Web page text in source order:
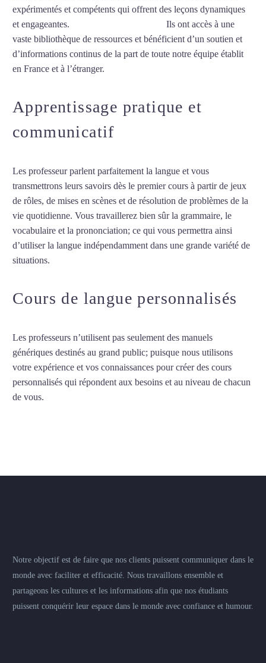
expérimentés et compétents qui offrent des leçons dynamiques
et engageantes.
Ils ont accès à une
vaste bibliothèque de ressources et bénéficient d’un soutien et
d’informations continus de la part de toute notre équipe établit
en France et à l’étranger.
Apprentissage pratique et
communicatif
Les professeur parlent parfaitement la langue et vous
transmettrons leurs savoirs dès le premier cours à partir de jeux
de rôles, de mises en scènes et de résolution de problèmes de la
vie quotidienne. Vous travaillerez bien sûr la grammaire, le
vocabulaire et la prononciation; ce qui vous permettra ainsi
d’utiliser la langue indépendamment dans une grande variété de
situations.
Cours de langue personnalisés
Les professeurs n’utilisent pas seulement des manuels
génériques destinés au grand public; puisque nous utilisons
votre expérience et vos connaissances pour créer des cours
personnalisés qui répondent aux besoins et au niveau de chacun
de vous.
Notre objectif est de faire que nos clients puissent communiquer dans le
monde avec faciliter et efficacité. Nous travaillons ensemble et
partageons les cultures et les informations afin que nos étudiants
puissent conquérir leur espace dans le monde avec confiance et humour.